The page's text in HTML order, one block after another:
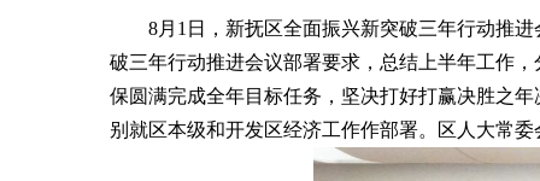
8月1日，新抚区全面振兴新突破三年行动推
破三年行动推进会议部署要求，总结上半年工作
保圆满完成全年目标任务，坚决打好打赢决胜之
别就区本级和开发区经济工作作部署。区人大常